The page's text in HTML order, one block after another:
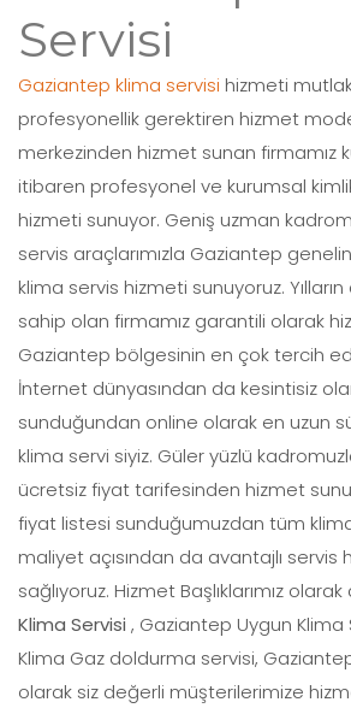
Servisi
Gaziantep klima servisi hizmeti
profesyonellik gerektiren hizmet
merkezinden hizmet sunan firmamız
itibaren profesyonel ve kurumsal
hizmeti sunuyor. Geniş uzman
servis araçlarımızla Gaziantep
klima servis hizmeti sunuyoruz. Yılların
sahip olan firmamız garantili olarak
Gaziantep bölgesinin en çok tercih
İnternet dünyasından da kesintisiz
sunduğundan online olarak en uzun
klima servi siyiz. Güler yüzlü
ücretsiz fiyat tarifesinden hizmet
fiyat listesi sunduğumuzdan tüm
maliyet açısından da avantajlı servis
sağlıyoruz. Hizmet Başlıklarımız olarak
Klima Servisi , Gaziantep Uygun Klima
Klima Gaz doldurma servisi,
olarak siz değerli müşterilerimize